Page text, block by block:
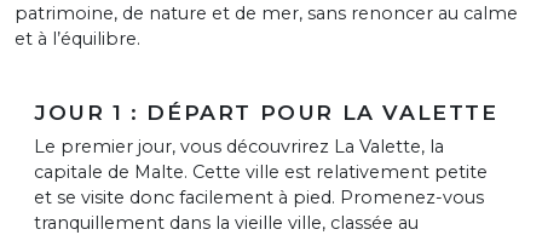
patrimoine, de nature et de mer, sans renoncer au calme
et à l’équilibre.
JOUR 1 : DÉPART POUR LA VALETTE
Le premier jour, vous découvrirez La Valette, la
capitale de Malte. Cette ville est relativement petite
et se visite donc facilement à pied. Promenez-vous
tranquillement dans la vieille ville, classée au